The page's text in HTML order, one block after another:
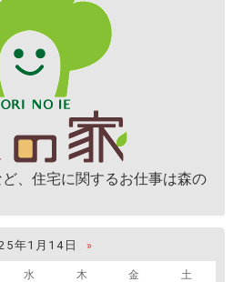
、住宅に関するお仕事は森の
年1月14日
»
水 木 金
土